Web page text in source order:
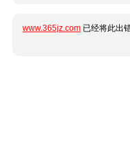
www.365jz.com 已经将此出